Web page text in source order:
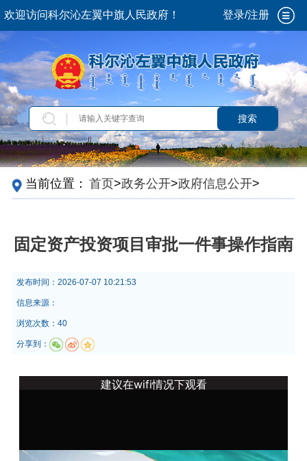
欢迎访问科尔沁左翼中旗人民政府！ 登录/注册
搜索
当前位置： 首页>政务公开>政府信息公开>
定主动公开内容>政策解读>视频解读
固定资产投资项目审批一件事操作指南
发布时间： 2026-07-07 10:21:53
信息来源：
浏览次数：40
分享到：